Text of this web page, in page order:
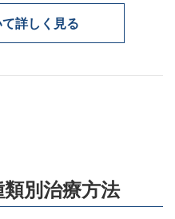
詳しく見る
別治療方法